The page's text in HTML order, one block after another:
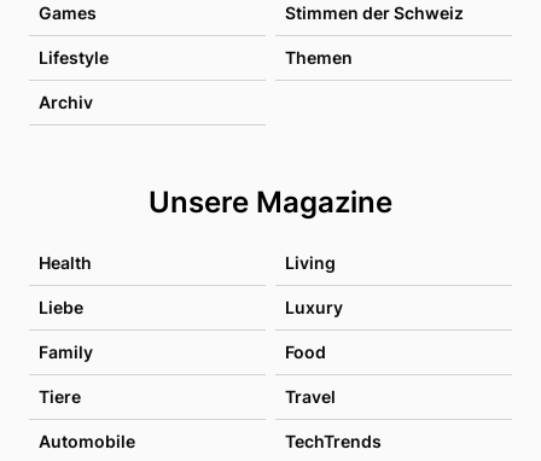
Games Stimmen der Schweiz
Lifestyle Themen
Archiv
Unsere Magazine
Health Living
Liebe Luxury
Family Food
Tiere Travel
Automobile TechTrends